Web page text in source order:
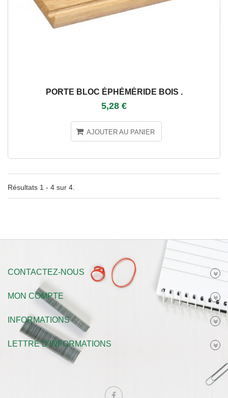
PORTE BLOC ÉPHÉMÉRIDE BOIS .
5,28 €
AJOUTER AU PANIER
Résultats 1 - 4 sur 4.
CONTACTEZ-NOUS
MON COMPTE
INFORMATIONS
LETTRE D'INFORMATIONS